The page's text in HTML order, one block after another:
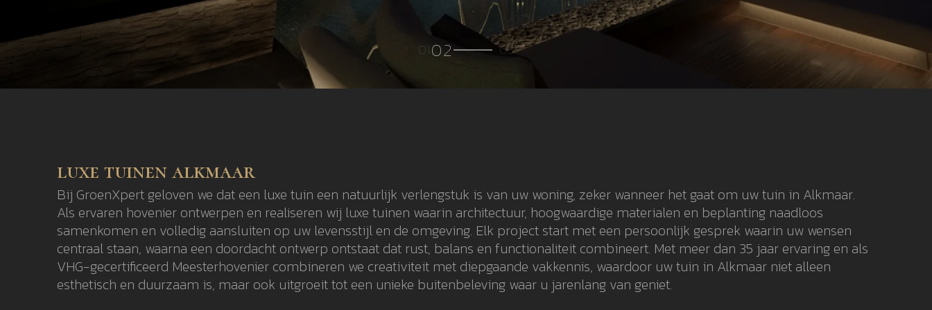
luxe tuinen alkmaar
Bij GroenXpert geloven we dat een luxe tuin een natuurlijk verlengstuk is van uw woning, zeker wanneer het gaat om uw tuin in Alkmaar.
Als ervaren hovenier ontwerpen en realiseren wij luxe tuinen waarin architectuur, hoogwaardige materialen en beplanting naadloos
samenkomen en volledig aansluiten op uw levensstijl en de omgeving. Elk project start met een persoonlijk gesprek waarin uw wensen
centraal staan, waarna een doordacht ontwerp ontstaat dat rust, balans en functionaliteit combineert. Met meer dan 35 jaar ervaring en als
VHG-gecertificeerd Meesterhovenier combineren we creativiteit met diepgaande vakkennis, waardoor uw tuin in Alkmaar niet alleen
esthetisch en duurzaam is, maar ook uitgroeit tot een unieke buitenbeleving waar u jarenlang van geniet.